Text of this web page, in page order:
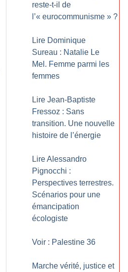
reste-t-il de
l’« eurocommunisme » ?
Lire Dominique
Sureau : Natalie Le
Mel. Femme parmi les
femmes
Lire Jean-Baptiste
Fressoz : Sans
transition. Une nouvelle
histoire de l’énergie
Lire Alessandro
Pignocchi :
Perspectives terrestres.
Scénarios pour une
émancipation
écologiste
Voir : Palestine 36
Marche vérité, justice et